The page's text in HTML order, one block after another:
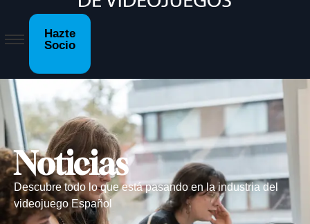
Hazte
Socio
Noticias
Descubre todo lo que está pasando en la industria del
videojuego Español